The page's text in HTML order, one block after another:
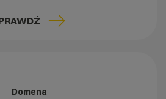
Domena